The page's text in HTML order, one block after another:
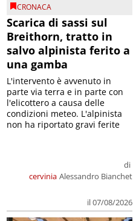
CRONACA
Scarica di sassi sul
Breithorn, tratto in
salvo alpinista ferito a
una gamba
cervinia
di
Alessandro Bianchet
il 07/08/2026
L'intervento è avvenuto in
parte via terra e in parte con
l'elicottero a causa delle
condizioni meteo. L'alpinista
non ha riportato gravi ferite